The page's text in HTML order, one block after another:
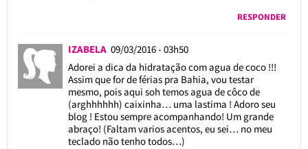
RESPONDER
IZABELA 09/03/2016 - 03h50
Adorei a dica da hidratação com agua de coco !!!
Assim que for de férias pra Bahia, vou testar
mesmo, pois aqui soh temos agua de côco de
(arghhhhhh) caixinha… uma lastima ! Adoro seu
blog ! Estou sempre acompanhando! Um grande
abraço! (Faltam varios acentos, eu sei… no meu
teclado não tenho todos…)